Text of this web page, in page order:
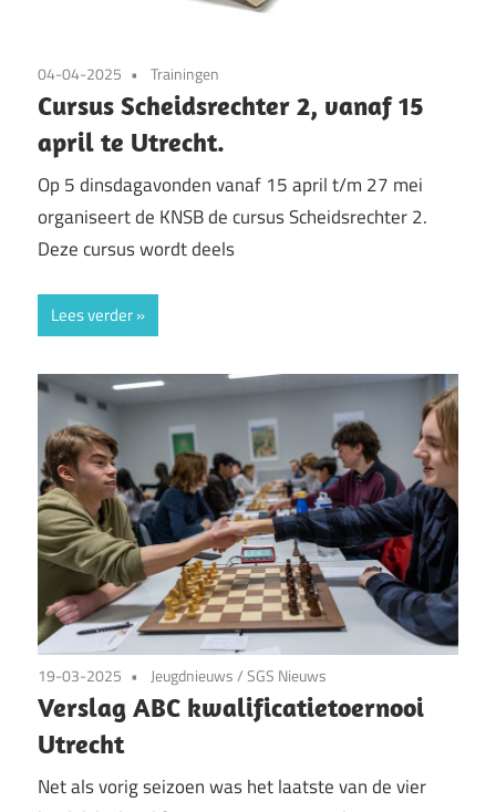
04-04-2025 Trainingen
Cursus Scheidsrechter 2, vanaf 15
april te Utrecht.
Op 5 dinsdagavonden vanaf 15 april t/m 27 mei
organiseert de KNSB de cursus Scheidsrechter 2.
Deze cursus wordt deels
Lees verder
19-03-2025 Jeugdnieuws/SGS Nieuws
Verslag ABC kwalificatietoernooi
Utrecht
Net als vorig seizoen was het laatste van de vier